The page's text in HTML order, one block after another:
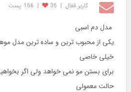
کاربر فعال |
36
| 166 پست
مدل دم اسبی
یکی از محبوب ترین و ساده ترین مدل
خیلی خاصی
برای بستن مو نمی خواهد ولی اگر
حالت معمولی